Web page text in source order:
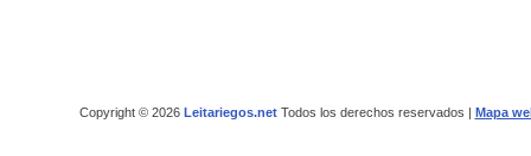
Copyright © 2026 Leitariegos.netTodos los derechos reservados | Mapa